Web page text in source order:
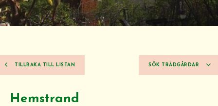
TILLBAKA TILL LISTAN SÖK TRÄDGÅRDAR
Hemstrand